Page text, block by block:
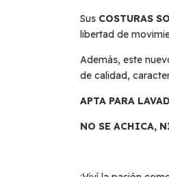
Sus COSTURAS
libertad de
Además, este
de calidad,
APTA PARA
NO SE ACHICA,